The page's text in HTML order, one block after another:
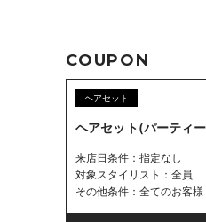
COUPON
ヘアセット(パーティ
ヘアセット
来店日条件
指定なし
対象スタイリスト
全員
その他条件
全てのお客様